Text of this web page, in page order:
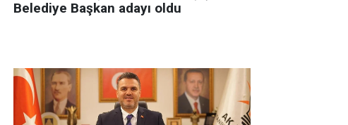
Belediye Başkan adayı oldu